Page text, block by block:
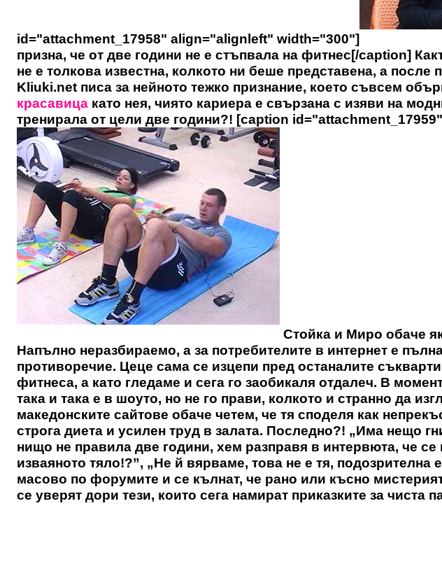
id="attachment_17958" align="alignleft" width="300"]
призна, че от две години не е стъпвала на фитнес[/caption]
не е толкова известна, колкото ни беше представена, а после
Kliuki.net писа за нейното тежко признание, което съвсем
красавица като нея, чиято кариера е свързана с изяви на
тренирала от цели две години?! [caption
Стойка и Миро обаче
Напълно неразбираемо, а за потребителите в интернет е
противоречие. Цеце сама се изцепи пред останалите
фитнеса, а като гледаме и сега го заобикаля отдалеч. В
така и така е в шоуто, но не го прави, колкото и странно да
македонските сайтове обаче четем, че тя споделя как
строга диета и усилен труд в залата. Последно?! „Има нещо
нищо не правила две години, хем разправя в интервюта, че се
изваяното тяло!?”, „Не й вярваме, това не е тя, подозрителна
масово по форумите и се кълнат, че рано или късно
се уверят дори тези, които сега намират приказките за чиста